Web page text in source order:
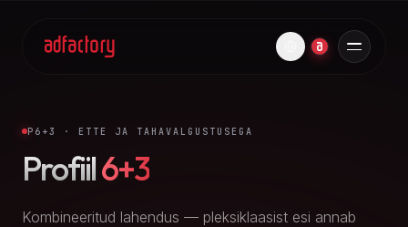
P6+3 · ETTE JA TAHAVALGUSTUSEGA
Profiil6+3
Kombineeritud lahendus — pleksiklaasist esi annab